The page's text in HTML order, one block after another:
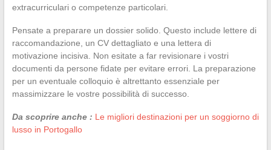
extracurriculari o competenze particolari.
Pensate a preparare un dossier solido. Questo include lettere di
raccomandazione, un CV dettagliato e una lettera di
motivazione incisiva. Non esitate a far revisionare i vostri
documenti da persone fidate per evitare errori. La preparazione
per un eventuale colloquio è altrettanto essenziale per
massimizzare le vostre possibilità di successo.
Da scoprire anche : Le migliori destinazioni per un soggiorno di
lusso in Portogallo